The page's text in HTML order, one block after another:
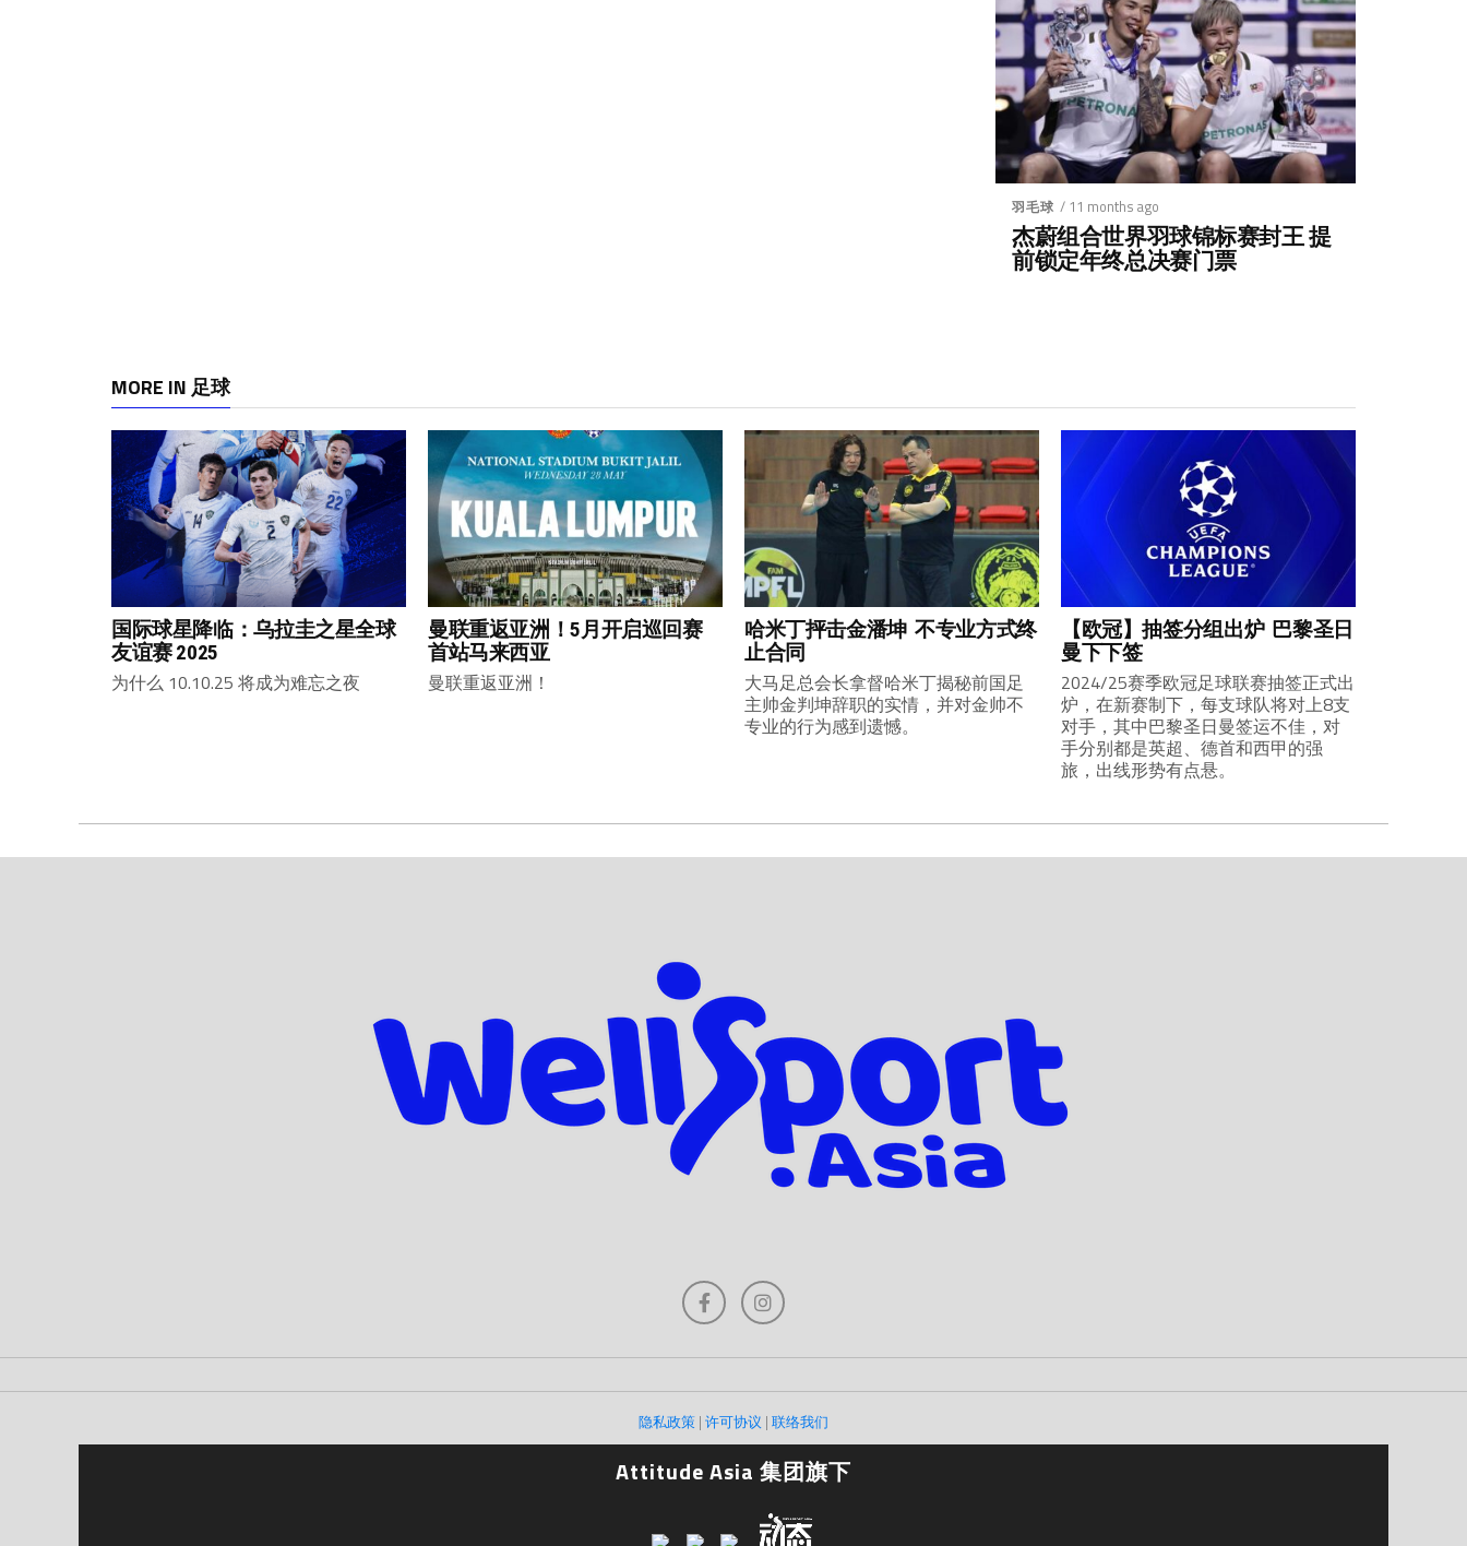
羽毛球 / 11 months ago
杰蔚组合世界羽球锦标赛封王 提
前锁定年终总决赛门票
MORE IN 足球
国际球星降临：乌拉圭之星全球
友谊赛 2025
为什么 10.10.25 将成为难忘之夜
曼联重返亚洲！5月开启巡回赛
首站马来西亚
曼联重返亚洲！
哈米丁抨击金潘坤 不专业方式终
止合同
大马足总会长拿督哈米丁揭秘前国足
主帅金判坤辞职的实情，并对金帅不
专业的行为感到遗憾。
【欧冠】抽签分组出炉 巴黎圣日
曼下下签
2024/25赛季欧冠足球联赛抽签正式出
炉，在新赛制下，每支球队将对上8支
对手，其中巴黎圣日曼签运不佳，对
手分别都是英超、德首和西甲的强
旅，出线形势有点悬。
隐私政策 | 许可协议 | 联络我们
Attitude Asia 集团旗下